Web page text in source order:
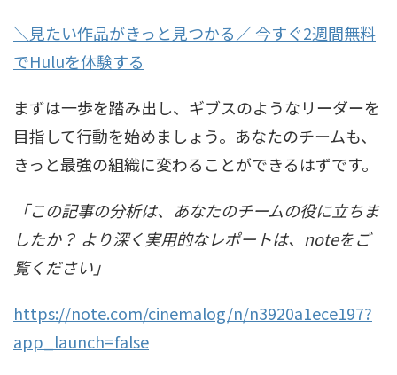
＼見たい作品がきっと見つかる／ 今すぐ2週間無料
でHuluを体験する
まずは一歩を踏み出し、ギブスのようなリーダーを
目指して行動を始めましょう。あなたのチームも、
きっと最強の組織に変わることができるはずです。
「この記事の分析は、あなたのチームの役に立ちま
したか？ より深く実用的なレポートは、noteをご
覧ください」
https://note.com/cinemalog/n/n3920a1ece197?
app_launch=false